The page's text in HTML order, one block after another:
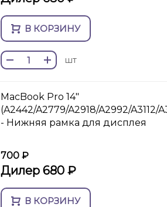
В КОРЗИНУ
шт
MacBook Pro 14"
(A2442/A2779/A2918/A2992/A3112/
- Нижняя рамка для дисплея
700 ₽
Дилер 680 ₽
В КОРЗИНУ